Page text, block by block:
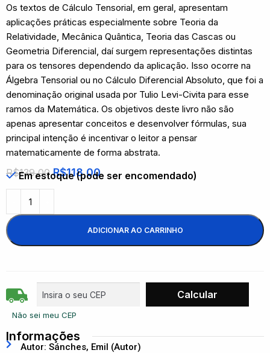
Os textos de Cálculo Tensorial, em geral, apresentam
aplicações práticas especialmente sobre Teoria da
Relatividade, Mecânica Quântica, Teoria das Cascas ou
Geometria Diferencial, daí surgem representações distintas
para os tensores dependendo da aplicação. Isso ocorre na
Álgebra Tensorial ou no Cálculo Diferencial Absoluto, que foi a
denominação original usada por Tulio Levi-Civita para esse
ramos da Matemática. Os objetivos deste livro não são
apenas apresentar conceitos e desenvolver fórmulas, sua
principal intenção é incentivar o leitor a pensar
matematicamente de forma abstrata.
R$139,00 R$118,00
Em estoque (pode ser encomendado)
ADICIONAR AO CARRINHO
Não sei meu CEP
Informações
Autor: Sánches, Emil (Autor)